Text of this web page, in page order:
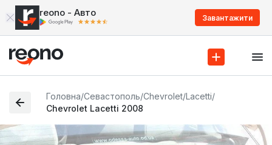
reono - Авто Завантажити
Головна/Севастополь/Chevrolet/Lacetti/
Chevrolet Lacetti 2008